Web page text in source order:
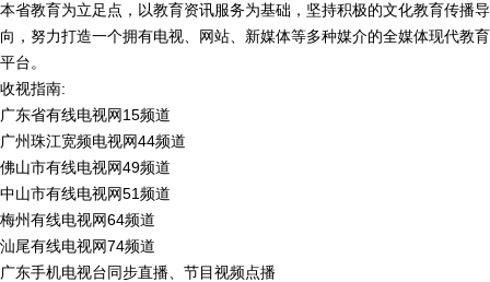
本省教育为立足点，以教育资讯服务为基础，坚持积极的文化教育传播导
向，努力打造一个拥有电视、网站、新媒体等多种媒介的全媒体现代教育
平台。
收视指南:
广东省有线电视网15频道
广州珠江宽频电视网44频道
佛山市有线电视网49频道
中山市有线电视网51频道
梅州有线电视网64频道
汕尾有线电视网74频道
广东手机电视台同步直播、节目视频点播